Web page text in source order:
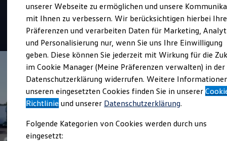
springen
springenENERGY Sondermodelle
Nutzfahrzeuge
SUV und CUV
Familienautos
Kombis
Kompaktwagen
Sportwagen
Schnell verfügbare Fahrzeuge
Angebote und Produkte
Aktuelle Angebote
E-Auto-Förderung
Volkswagen Marktplatz
Junge Gebrauchtwagen und Gebrauchtwagen
Volkswagen Zertifizierte Gebrauchtwagen
Auto Senger Bad Segeberg
4.7| 182 Bewertungen
unserer Webseite zu ermöglichen und unsere
mit Ihnen zu verbessern. Wir berücksichtigen hierbei Ihre
Präferenzen und verarbeiten Daten für Marketing,
und Personalisierung nur, wenn Sie uns Ihre Einwilligung
geben. Diese können Sie jederzeit mit Wirkung für die
im Cookie Manager (Meine Präferenzen verwalten) in der
Datenschutzerklärung widerrufen. Weitere
unseren eingesetzten Cookies finden Sie in unserer
Richtlinie und unserer Datenschutzerklärung.
Folgende Kategorien von Cookies werden durch uns
eingesetzt: